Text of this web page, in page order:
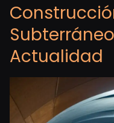
Actualidad